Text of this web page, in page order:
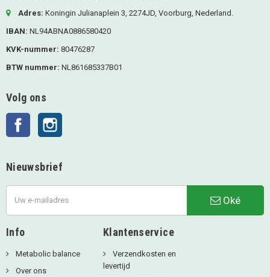
Adres: Koningin Julianaplein 3, 2274JD, Voorburg, Nederland.
IBAN: NL94ABNA0886580420
KVK-nummer: 80476287
BTW nummer: NL861685337B01
Volg ons
Facebook
Nieuwsbrief
Oké
Info
Metabolic balance
Over ons
Klantenservice
Verzendkosten en
levertijd